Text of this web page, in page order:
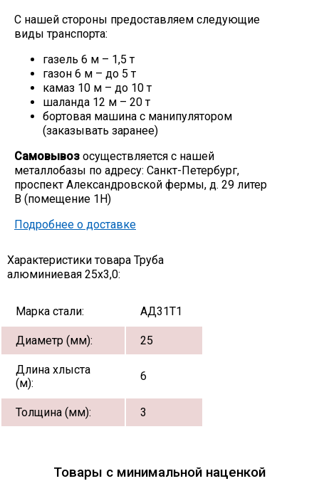
С нашей стороны предоставляем следующие
виды транспорта:
газель 6 м – 1,5 т
газон 6 м – до 5 т
камаз 10 м – до 10 т
шаланда 12 м – 20 т
бортовая машина с манипулятором
(заказывать заранее)
Самовывоз осуществляется с нашей
металлобазы по адресу: Санкт-Петербург,
проспект Александровской фермы, д. 29 литер
В (помещение 1Н)
Подробнее о доставке
Характеристики товара Труба
алюминиевая 25х3,0:
Марка стали: АД31Т1
Диаметр (мм): 25
Длина хлыста
(м):
6
Толщина (мм): 3
Товары с минимальной наценкой